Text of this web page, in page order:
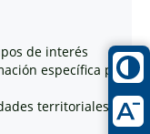
de interés
específica por
territoriales